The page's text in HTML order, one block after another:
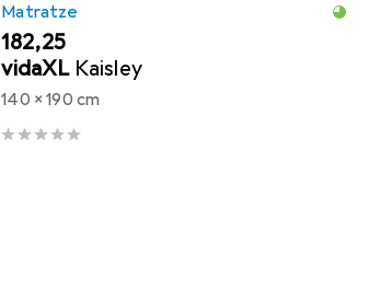
Matratze
EUR
182,25
vidaXL Kaisley
140 x 190 cm